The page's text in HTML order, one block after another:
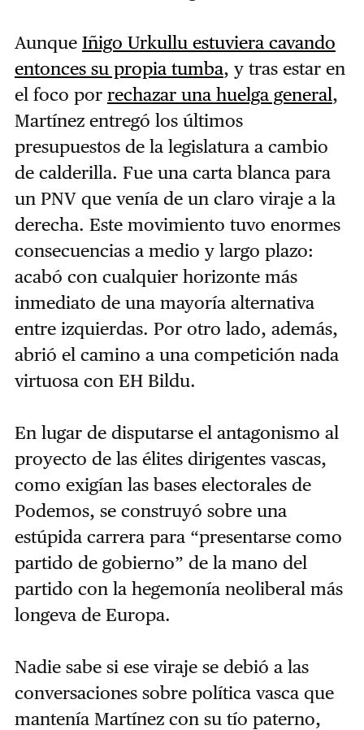
Aunque Iñigo Urkullu estuviera cavando
entonces su propia tumba, y tras estar en
el foco por rechazar una huelga general,
Martínez entregó los últimos
presupuestos de la legislatura a cambio
de calderilla. Fue una carta blanca para
un PNV que venía de un claro viraje a la
derecha. Este movimiento tuvo enormes
consecuencias a medio y largo plazo:
acabó con cualquier horizonte más
inmediato de una mayoría alternativa
entre izquierdas. Por otro lado, además,
abrió el camino a una competición nada
virtuosa con EH Bildu.
En lugar de disputarse el antagonismo al
proyecto de las élites dirigentes vascas,
como exigían las bases electorales de
Podemos, se construyó sobre una
estúpida carrera para “presentarse como
partido de gobierno” de la mano del
partido con la hegemonía neoliberal más
longeva de Europa.
Nadie sabe si ese viraje se debió a las
conversaciones sobre política vasca que
mantenía Martínez con su tío paterno,